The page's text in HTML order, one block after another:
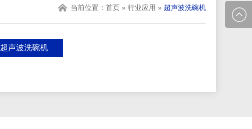
当前位置： 首页 » 行业应用 » 超声波洗碗机
超声波洗碗机
企业邮